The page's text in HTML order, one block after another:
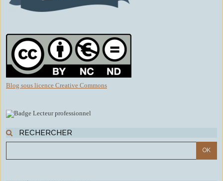
Blog sous licence Creative Commons
RECHERCHER